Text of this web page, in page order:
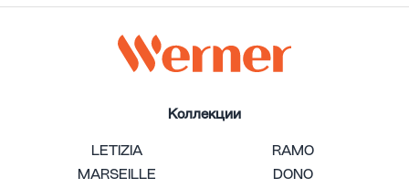
Коллекции
LETIZIA
RAMO
MARSEILLE
DONO